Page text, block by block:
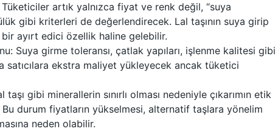
Tüketiciler artık yalnızca fiyat ve renk değil, “suya
gibi kriterleri de değerlendirecek. Lal taşının suya girip
ayırt edici özellik haline gelebilir.
Suya girme toleransı, çatlak yapıları, işlenme kalitesi gibi
ekstra maliyet yükleyecek ancak tüketici
gibi minerallerin sınırlı olması nedeniyle çıkarımın etik
durum fiyatların yükselmesi, alternatif taşlara yönelim
neden olabilir.